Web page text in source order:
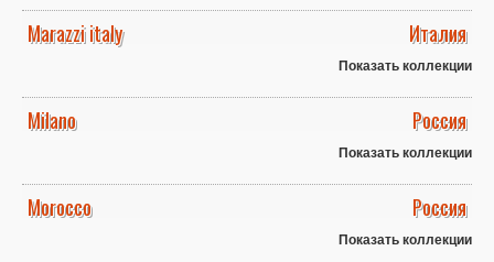
Marazzi italy Италия
Показать коллекции
Milano Россия
Показать коллекции
Morocco Россия
Показать коллекции